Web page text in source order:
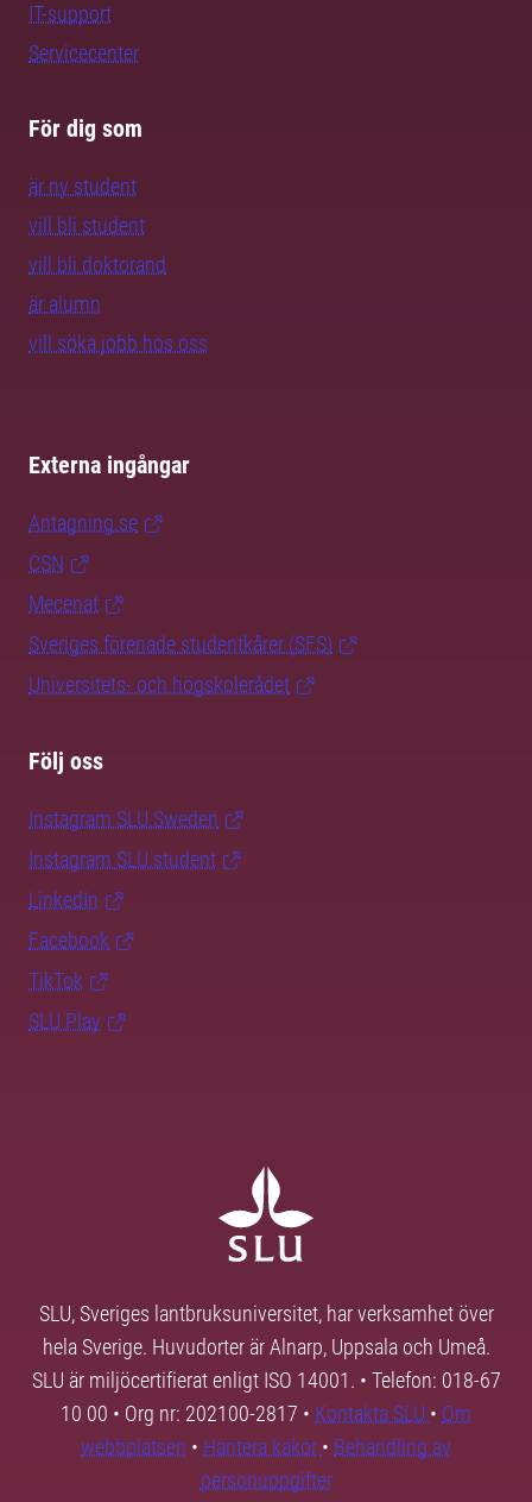
IT-support
Servicecenter
För dig som
är ny student
vill bli student
vill bli doktorand
är alumn
vill söka jobb hos oss
Externa ingångar
Antagning.se
CSN
Mecenat
Sveriges förenade studentkårer (SFS)
Universitets- och högskolerådet
Följ oss
Instagram SLU.Sweden
Instagram SLU.student
LinkedIn
Facebook
TikTok
SLU Play
SLU, Sveriges lantbruksuniversitet, har verksamhet över
hela Sverige. Huvudorter är Alnarp, Uppsala och Umeå.
SLU är miljöcertifierat enligt ISO 14001. • Telefon: 018-67
10 00 • Org nr: 202100-2817 • Kontakta SLU • Om
webbplatsen • Hantera kakor • Behandling av
personuppgifter